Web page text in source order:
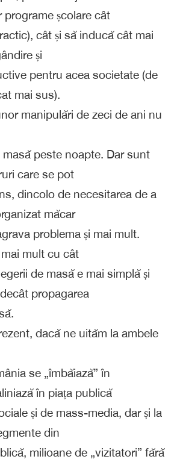
programe școlare cât
cât și să inducă cât mai
și
pentru acea societate (de
mai sus).
manipulări de zeci de ani nu
peste noapte. Dar sunt
care se pot
dincolo de necesitarea de a
măcar
problema și mai mult.
mult cu cât
de masă e mai simplă și
propagarea
dacă ne uităm la ambele
se „îmbăiază” în
în piața publică
și de mass-media, dar și la
din
milioane de „vizitatori” fără